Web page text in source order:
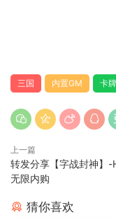
三国 内置GM 卡牌
上一篇
转发分享【字战封神】-
无限内购
猜你喜欢